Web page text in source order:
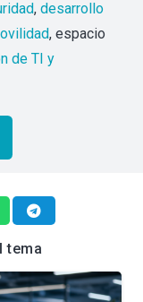
, desarrollo
, espacio
de TI y
tema